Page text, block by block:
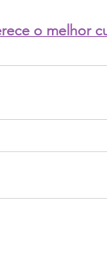
o melhor